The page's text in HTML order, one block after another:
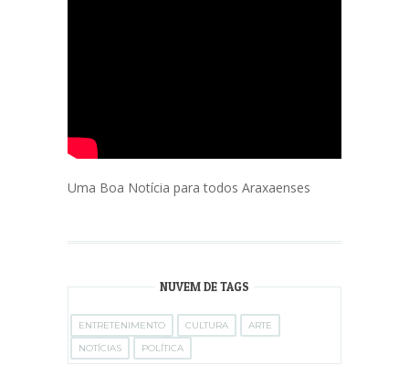
Uma Boa Notícia para todos Araxaenses
NUVEM DE TAGS
ENTRETENIMENTO CULTURA
ARTE
NOTÍCIAS
POLÍTICA